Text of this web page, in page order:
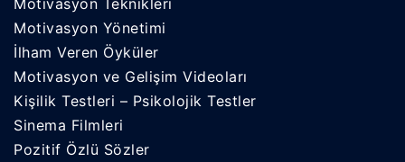
Motivasyon Teknikleri
Motivasyon Yönetimi
İlham Veren Öyküler
Motivasyon ve Gelişim Videoları
Kişilik Testleri – Psikolojik Testler
Sinema Filmleri
Pozitif Özlü Sözler